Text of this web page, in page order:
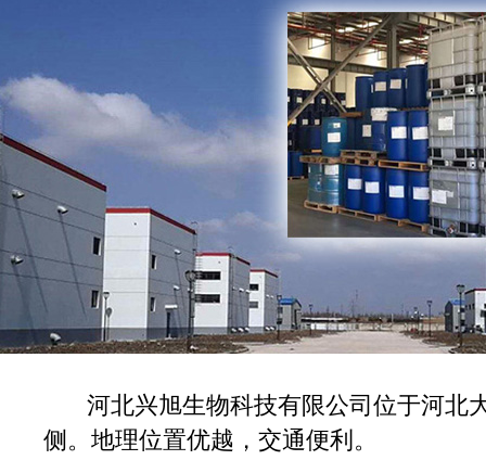
河北兴旭生物科技有限公司位于河北
侧。地理位置优越，交通便利。